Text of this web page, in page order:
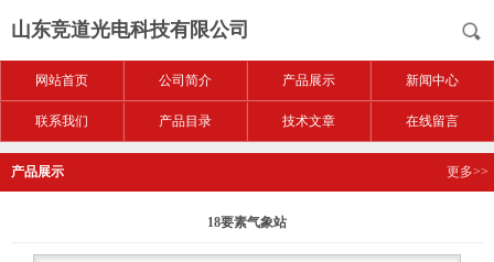
山东竞道光电科技有限公司
网站首页 公司简介 产品展示 新闻中心
联系我们 产品目录 技术文章 在线留言
产品展示 更多>>
18要素气象站